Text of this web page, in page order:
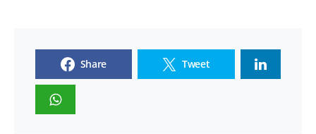
Share Tweet